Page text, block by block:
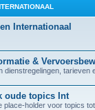
Internationaal
&
dienstregelingen, tarieven
oude topics Int
place-holder voor topics